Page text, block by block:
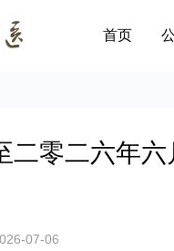
首页
二零二六年
07-06